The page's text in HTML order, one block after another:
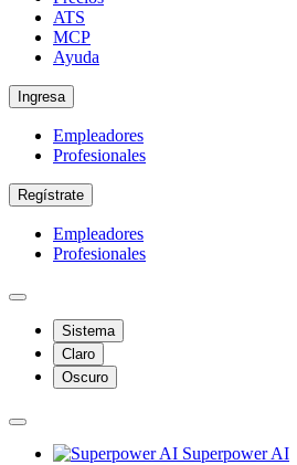
ATS
MCP
Ayuda
Ingresa
Empleadores
Profesionales
Regístrate
Empleadores
Profesionales
Sistema
Claro
Oscuro
Superpower AI